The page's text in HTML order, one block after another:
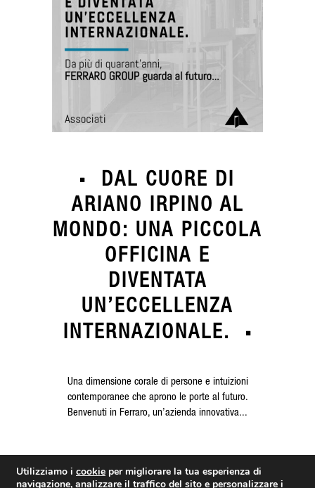
DAL CUORE DI
ARIANO IRPINO AL
MONDO: UNA PICCOLA
OFFICINA E
DIVENTATA
UN’ECCELLENZA
INTERNAZIONALE.
Una dimensione corale di persone e intuizioni
contemporanee che aprono le porte al futuro.
Benvenuti in Ferraro, un’azienda innovativa...
LEGGI DI PIÙ
Utilizziamo i cookie per migliorare la tua esperienza di
navigazione, analizzare il traffico del sito e personalizzare i